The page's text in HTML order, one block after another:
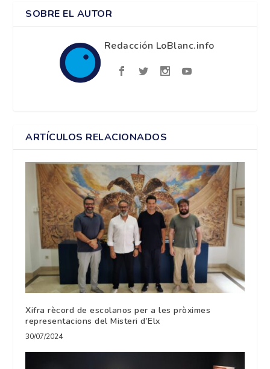
SOBRE EL AUTOR
Redacción LoBlanc.info
ARTÍCULOS RELACIONADOS
Xifra rècord de escolanos per a les pròximes
representacions del Misteri d’Elx
30/07/2024